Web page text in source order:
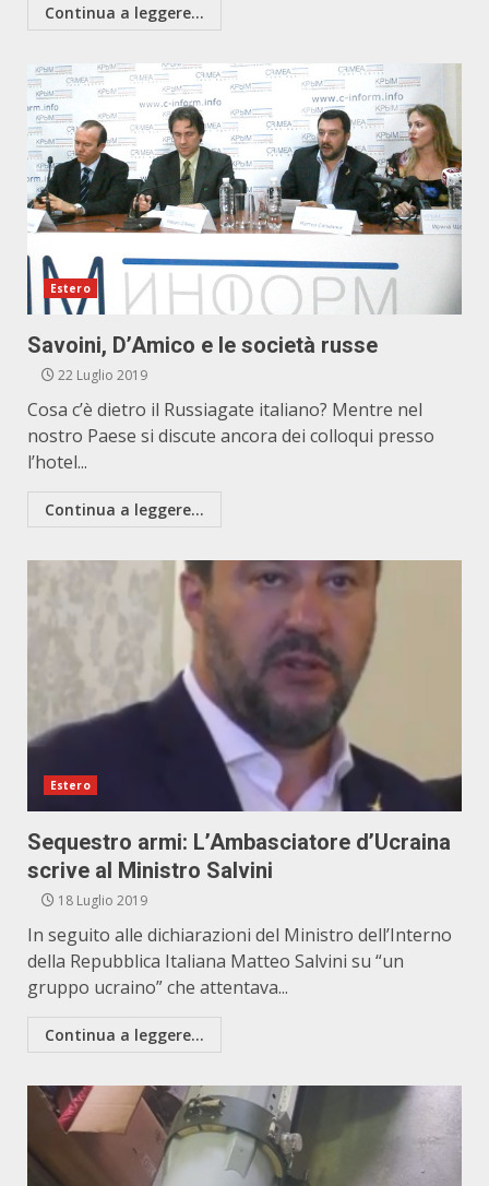
Continua a leggere...
Estero
Savoini, D’Amico e le società russe
22 Luglio 2019
Cosa c’è dietro il Russiagate italiano? Mentre nel
nostro Paese si discute ancora dei colloqui presso
l’hotel...
Continua a leggere...
Estero
Sequestro armi: L’Ambasciatore d’Ucraina
scrive al Ministro Salvini
18 Luglio 2019
In seguito alle dichiarazioni del Ministro dell’Interno
della Repubblica Italiana Matteo Salvini su “un
gruppo ucraino” che attentava...
Continua a leggere...